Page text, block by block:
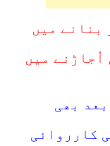
بنانے میں
اُجاڑنے میں
بھی
کارروائی